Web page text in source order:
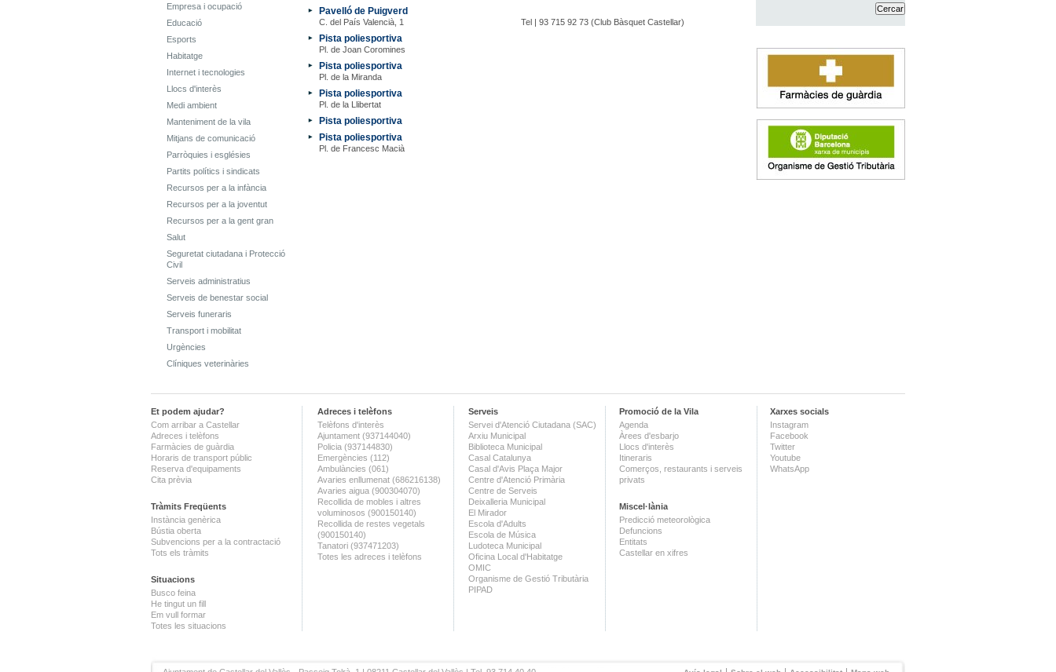
Empresa i ocupació
Educació
Esports
Habitatge
Internet i tecnologies
Llocs d'interès
Medi ambient
Manteniment de la vila
Mitjans de comunicació
Parròquies i esglésies
Partits polítics i sindicats
Recursos per a la infància
Recursos per a la joventut
Recursos per a la gent gran
Salut
Seguretat ciutadana i Protecció
Civil
Serveis administratius
Serveis de benestar social
Serveis funeraris
Transport i mobilitat
Urgències
Clíniques veterinàries
Pavelló de Puigverd
C. del País Valencià, 1 Tel | 93 715 92 73 (Club Bàsquet Castellar)
Pista poliesportiva
Pl. de Joan Coromines
Pista poliesportiva
Pl. de la Miranda
Pista poliesportiva
Pl. de la Llibertat
Pista poliesportiva
Pista poliesportiva
Pl. de Francesc Macià
Et podem ajudar?
Com arribar a Castellar
Adreces i telèfons
Farmàcies de guàrdia
Horaris de transport públic
Reserva d'equipaments
Cita prèvia
Tràmits Freqüents
Instància genèrica
Bústia oberta
Subvencions per a la contractació
Tots els tràmits
Situacions
Busco feina
He tingut un fill
Em vull formar
Totes les situacions
Adreces i telèfons
Telèfons d'interès
Ajuntament (937144040)
Policia (937144830)
Emergències (112)
Ambulàncies (061)
Avaries enllumenat (686216138)
Avaries aigua (900304070)
Recollida de mobles i altres
voluminosos (900150140)
Recollida de restes vegetals
(900150140)
Tanatori (937471203)
Totes les adreces i telèfons
Serveis
Servei d'Atenció Ciutadana (SAC)
Arxiu Municipal
Biblioteca Municipal
Casal Catalunya
Casal d'Avis Plaça Major
Centre d'Atenció Primària
Centre de Serveis
Deixalleria Municipal
El Mirador
Escola d'Adults
Escola de Música
Ludoteca Municipal
Oficina Local d'Habitatge
OMIC
Organisme de Gestió Tributària
PIPAD
Promoció de la Vila
Agenda
Àrees d'esbarjo
Llocs d'interès
Itineraris
Comerços, restaurants i serveis
privats
Miscel·lània
Predicció meteorològica
Defuncions
Entitats
Castellar en xifres
Xarxes socials
Instagram
Facebook
Twitter
Youtube
WhatsApp